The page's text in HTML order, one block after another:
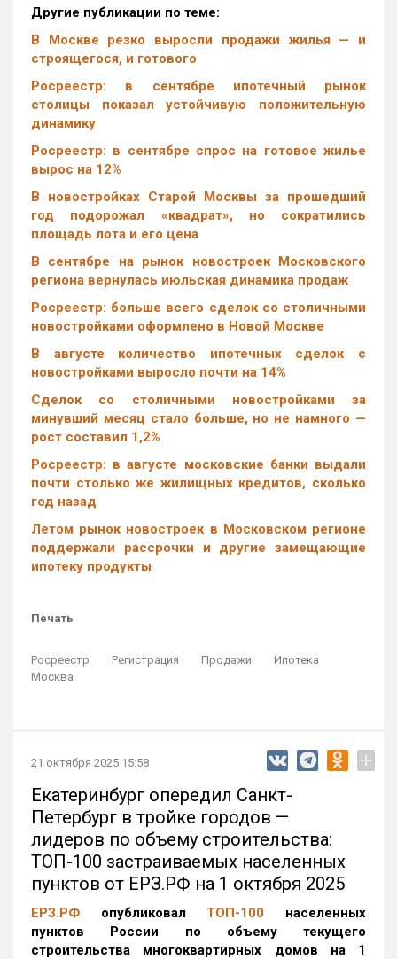
Другие публикации по теме:
В Москве резко выросли продажи жилья — и
строящегося, и готового
Росреестр: в сентябре ипотечный рынок
столицы показал устойчивую положительную
динамику
Росреестр: в сентябре спрос на готовое жилье
вырос на 12%
В новостройках Старой Москвы за прошедший
год подорожал «квадрат», но сократились
площадь лота и его цена
В сентябре на рынок новостроек Московского
региона вернулась июльская динамика продаж
Росреестр: больше всего сделок со столичными
новостройками оформлено в Новой Москве
В августе количество ипотечных сделок с
новостройками выросло почти на 14%
Cделок со столичными новостройками за
минувший месяц стало больше, но не намного —
рост составил 1,2%
Росреестр: в августе московские банки выдали
почти столько же жилищных кредитов, сколько
год назад
Летом рынок новостроек в Московском регионе
поддержали рассрочки и другие замещающие
ипотеку продукты
Печать
Росреестр Регистрация Продажи
Ипотека
Москва
21 октября 2025 15:58 +
Екатеринбург опередил Санкт-
Петербург в тройке городов —
лидеров по объему строительства:
ТОП-100 застраиваемых населенных
пунктов от ЕРЗ.РФ на 1 октября 2025
ЕРЗ.РФ опубликовал ТОП-100 населенных
пунктов России по объему текущего
строительства многоквартирных домов на 1